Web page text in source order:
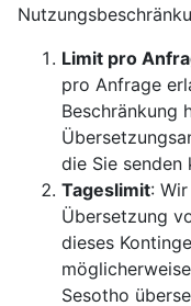
Limit pro
pro Anfrage
Beschränkung
die Sie senden
Tageslimit:
Übersetzung
dieses
Sesotho